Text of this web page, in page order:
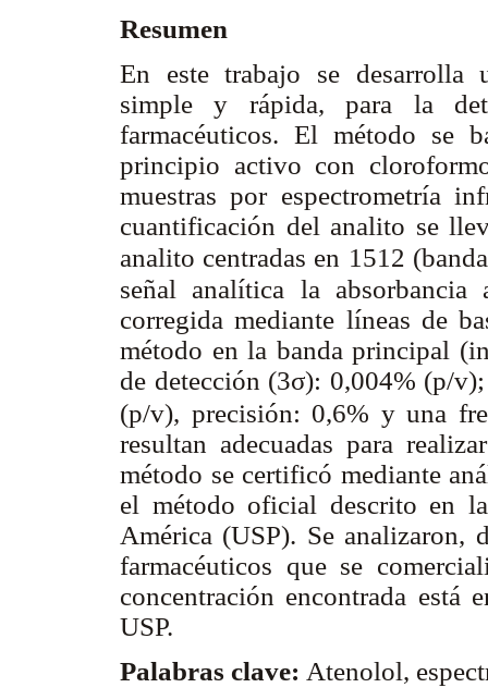
Resumen
En este trabajo se desarrolla
simple y rápida, para la
farmacéuticos. El método se
principio activo con
muestras por espectrometría
cuantificación del analito se
analito centradas en 1512
señal analítica la
corregida mediante líneas de
método en la banda principal
de detección (3σ): 0,004% (p/
(p/v), precisión: 0,6% y una
resultan adecuadas para
método se certificó mediante
el método oficial descrito en
América (USP). Se analizaron,
farmacéuticos que se
concentración encontrada está
USP.
Palabras clave: Atenolol,